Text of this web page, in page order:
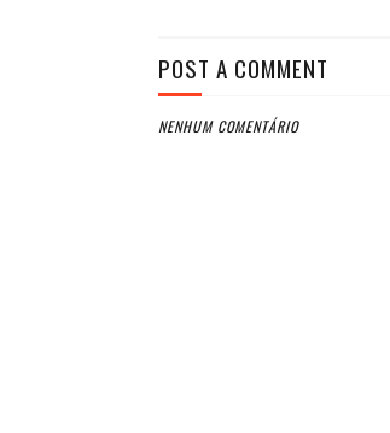
POST A COMMENT
NENHUM COMENTÁRIO